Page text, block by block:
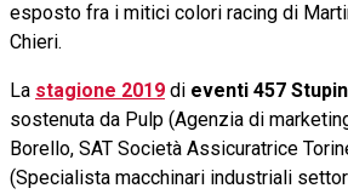
esposto fra i mitici colori racing di
Chieri.
La stagione 2019 di eventi 457
sostenuta da Pulp (Agenzia di
Borello, SAT Società Assicuratrice
(Specialista macchinari industriali